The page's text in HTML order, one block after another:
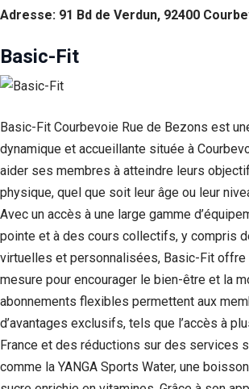
Adresse: 91 Bd de Verdun, 92400
Basic-Fit
Basic-Fit Courbevoie Rue de Bezons est
dynamique et accueillante située à
aider ses membres à atteindre leurs
physique, quel que soit leur âge ou leur
Avec un accès à une large gamme
pointe et à des cours collectifs, y compris
virtuelles et personnalisées, Basic-Fit offre
mesure pour encourager le bien-être et la
abonnements flexibles permettent aux
d’avantages exclusifs, tels que l’accès à
France et des réductions sur des services
comme la YANGA Sports Water, une